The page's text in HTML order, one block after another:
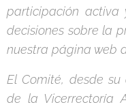
participación
decisiones sobre la
nuestra página web
El Comité, desde
de la Vicerrectoría